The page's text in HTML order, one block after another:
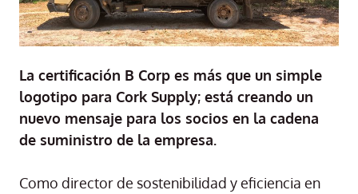
La certificación B Corp es más que un simple
logotipo para Cork Supply; está creando un
nuevo mensaje para los socios en la cadena
de suministro de la empresa.
Como director de sostenibilidad y eficiencia en